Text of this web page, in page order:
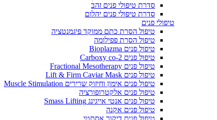
סדרת טיפולי פנים זהב
סדרת טיפולי פנים יהלום
טיפולי פנים
טיפול הסרת כתם ממוקד פיגמנטציה
טיפול הסרת פפילומה
טיפול פנים Bioplazma
טיפול פנים Carboxy co-2
טיפול פנים Fractional Mesotherapy
טיפול פנים Lift & Firm Caviar Mask
טיפול פנים אימון וחיזוק שרירים Muscle Stimulation
טיפול פנים אלקטרופורציה
טיפול פנים אנטי אייגינג Smass Lifting
טיפול פנים אקנה
טיפול פנים דיקור אסתטי